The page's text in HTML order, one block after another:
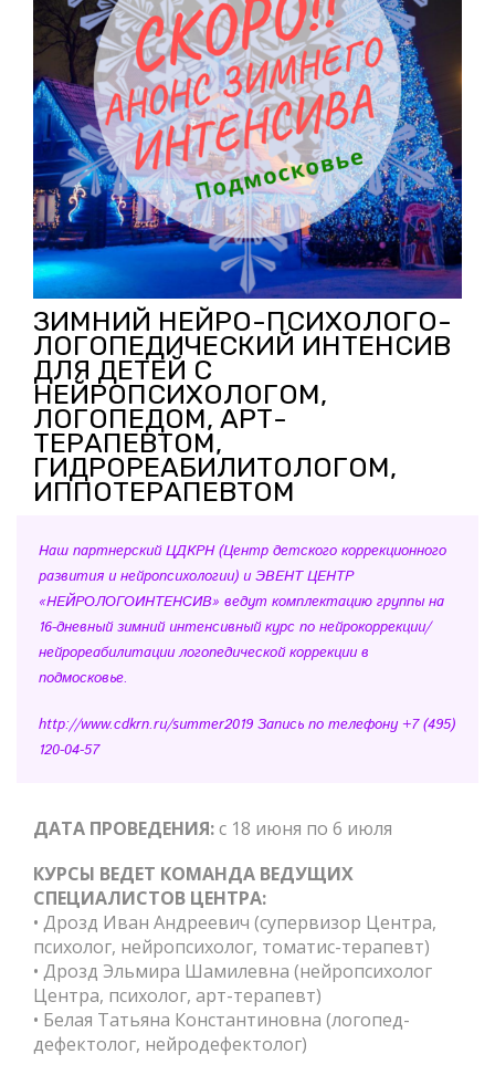
ЗИМНИЙ НЕЙРО-ПСИХОЛОГО-
ЛОГОПЕДИЧЕСКИЙ ИНТЕНСИВ
ДЛЯ ДЕТЕЙ С
НЕЙРОПСИХОЛОГОМ,
ЛОГОПЕДОМ, АРТ-
ТЕРАПЕВТОМ,
ГИДРОРЕАБИЛИТОЛОГОМ,
ИППОТЕРАПЕВТОМ
Наш партнерский ЦДКРН (Центр детского коррекционного
развития и нейропсихологии) и ЭВЕНТ ЦЕНТР
«НЕЙРОЛОГОИНТЕНСИВ» ведут комплектацию группы на
16-дневный зимний интенсивный курс по нейрокоррекции/
нейрореабилитации логопедической коррекции в
подмосковье.
http://www.cdkrn.ru/summer2019 Запись по телефону +7 (495)
120-04-57
ДАТА ПРОВЕДЕНИЯ:с 18 июня по 6 июля
КУРСЫ ВЕДЕТ КОМАНДА ВЕДУЩИХ
СПЕЦИАЛИСТОВ ЦЕНТРА:
• Дрозд Иван Андреевич (супервизор Центра,
психолог, нейропсихолог, томатис-терапевт)
• Дрозд Эльмира Шамилевна (нейропсихолог
Центра, психолог, арт-терапевт)
• Белая Татьяна Константиновна (логопед-
дефектолог, нейродефектолог)